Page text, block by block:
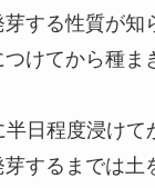
する性質が知
けてから種ま
日程度浸けて
するまでは土